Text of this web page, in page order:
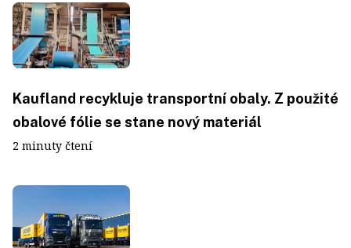
Kaufland recykluje transportní obaly. Z použité
obalové fólie se stane nový materiál
2 minuty čtení